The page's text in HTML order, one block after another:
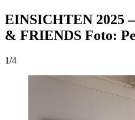
EINSICHTEN 2025
& FRIENDS Foto:
1/4